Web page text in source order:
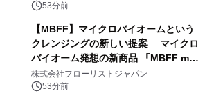
りに～
53分前
【MBFF】マイクロバイオームという
クレンジングの新しい提案 マイクロ
バイオーム発想の新商品 「MBFF mb
クレンジングPRO」を2026年8月6日
発売
株式会社フローリストジャパン
53分前